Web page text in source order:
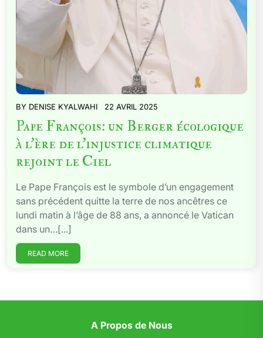
BY DENISE KYALWAHI 22 AVRIL 2025
Pape François: un Berger écologique
à l’ère de l’injustice climatique
rejoint le Ciel
Le Pape François est le symbole d’un engagement
sans précédent quitte la terre de nos ancêtres ce
lundi matin à l’âge de 88 ans, a annoncé le Vatican
dans un…[...]
READ MORE
A Propos de Nous